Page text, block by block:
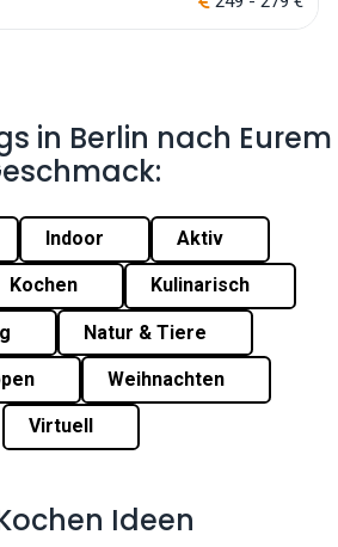
in Berlin nach Eurem
Indoor Aktiv
Kochen Kulinarisch
Natur & Tiere
Weihnachten
Virtuell
Ideen